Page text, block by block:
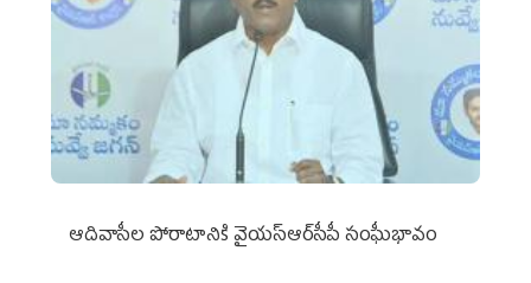
ఆదివాసీల పోరాటానికి వైయ‌స్ఆర్‌సీపీ సంఘీభావం